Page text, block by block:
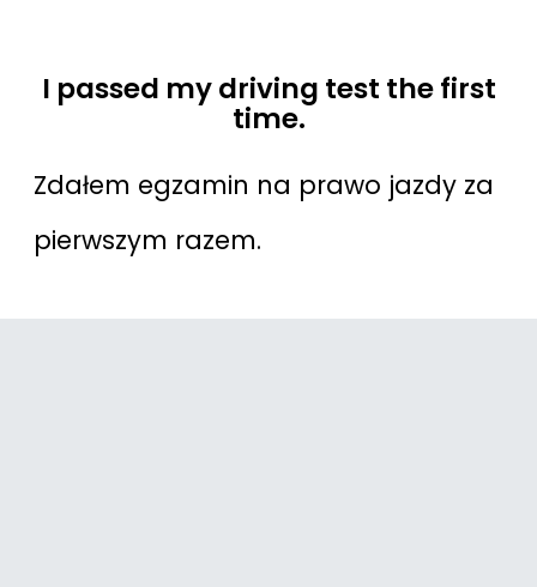
I passed my driving test the first
time.
Zdałem egzamin na prawo jazdy za
pierwszym razem.